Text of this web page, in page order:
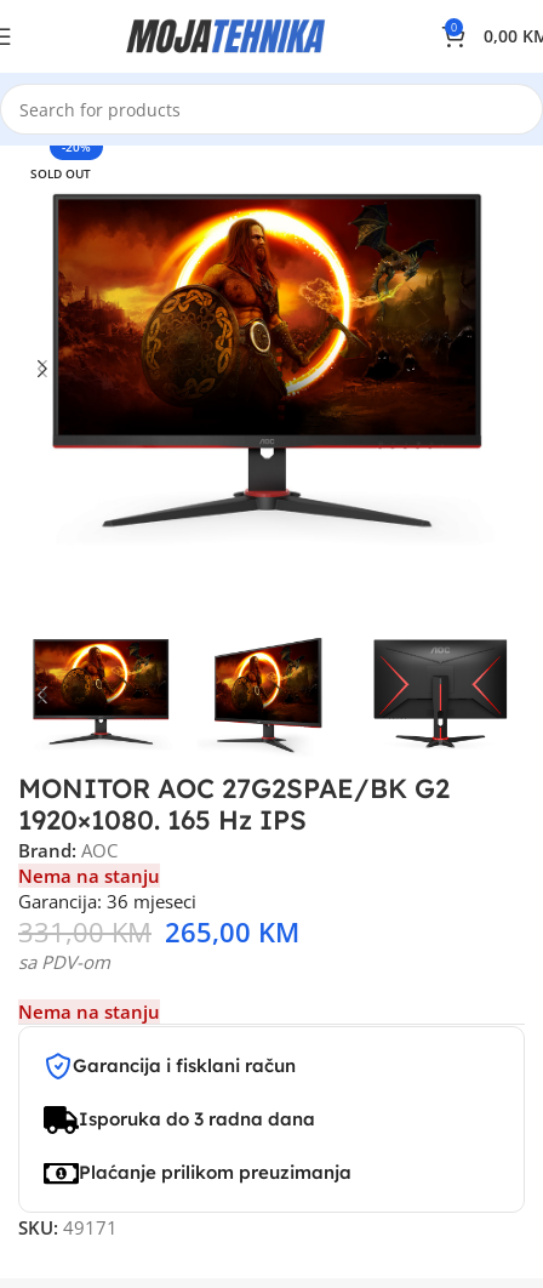
0 0,00
-20%
SOLD OUT
MONITOR AOC 27G2SPAE/BK G2
1920×1080. 165 Hz IPS
Brand: AOC
Nema na stanju
Garancija: 36 mjeseci
331,00KM 265,00 KM
sa PDV-om
Nema na stanju
Garancija i fisklani račun
Isporuka do 3 radna dana
Plaćanje prilikom preuzimanja
SKU: 49171